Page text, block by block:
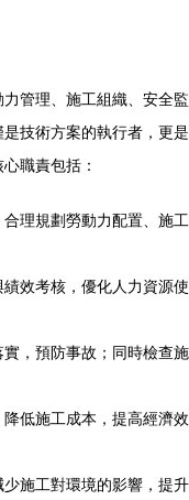
管理、施工組織、安全監
技術方案的執行者，更是
職責包括：
理規劃勞動力配置、施工
效考核，優化人力資源使
，預防事故；同時檢查施
低施工成本，提高經濟效
施工對環境的影響，提升